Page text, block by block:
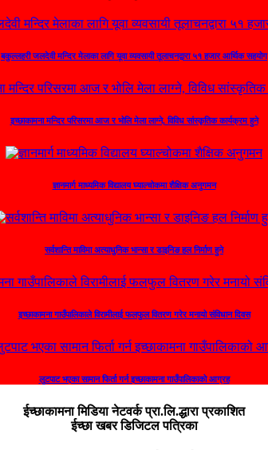
बकुल्लहरी जलदेवी मन्दिर मेलाका लागि यूवा व्यवसायी तूलाचनद्वारा ५१ हजार आर्थिक सहयोग
इच्छाकामना मन्दिर परिसरमा आज र भोलि मेला लाग्ने, विविध सांस्कृतिक कार्यक्रम हुने
ज्ञानमार्ग माध्यमिक विद्यालय घ्याल्चोकमा शैक्षिक अनुगमन
सर्वशान्ति माविमा अत्याधुनिक भान्सा र डाइनिङ हल निर्माण हुने
इच्छाकामना गाउँपालिकाले विरामीलाई फलफुल वितरण गरेर मनायो संविधान दिवस
लुटपाट भएका सामान फिर्ता गर्न इच्छाकामना गाउँपालिकाको आग्रह
ईच्छाकामना मिडिया नेटवर्क प्रा.लि.द्धारा प्रकाशित
ईच्छा खबर डिजिटल पत्रिका